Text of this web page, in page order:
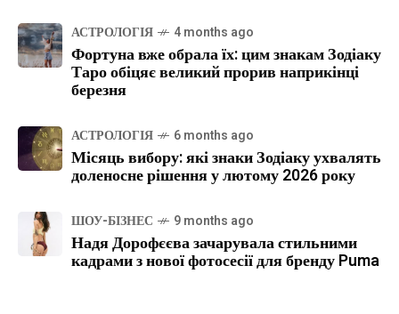
АСТРОЛОГІЯ 4 months ago
Фортуна вже обрала їх: цим знакам Зодіаку
Таро обіцяє великий прорив наприкінці
березня
АСТРОЛОГІЯ 6 months ago
Місяць вибору: які знаки Зодіаку ухвалять
доленосне рішення у лютому 2026 року
ШОУ-БІЗНЕС 9 months ago
Надя Дорофєєва зачарувала стильними
кадрами з нової фотосесії для бренду Puma